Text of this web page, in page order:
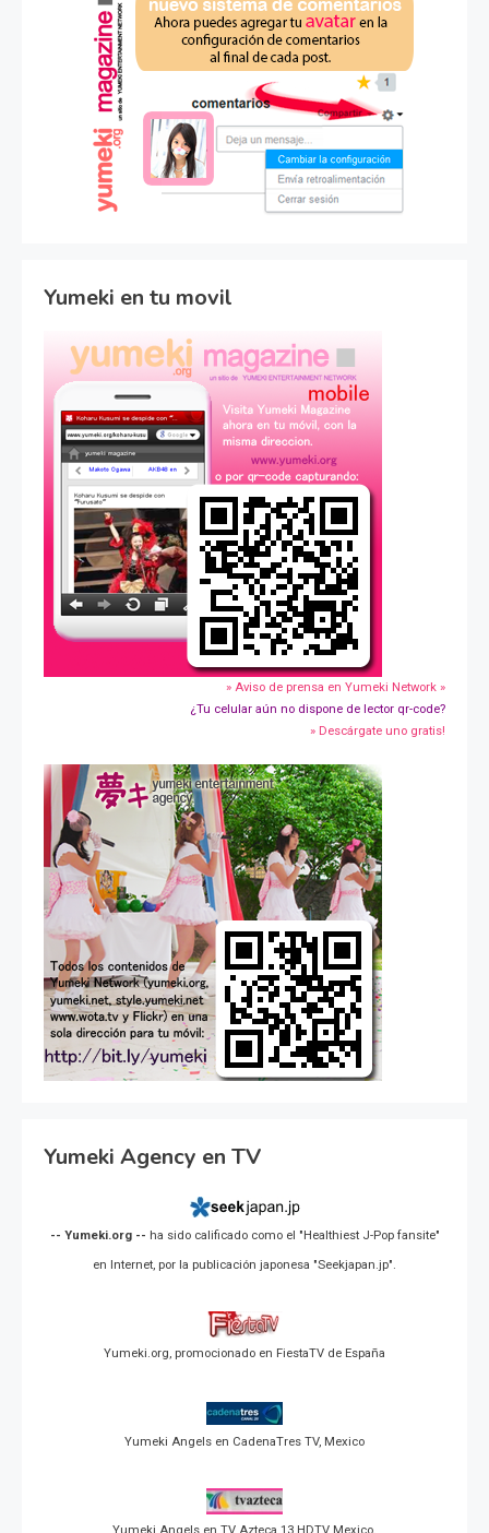
Yumeki en tu movil
» Aviso de prensa en Yumeki Network »
¿Tu celular aún no dispone de lector qr-code?
» Descárgate uno gratis!
Yumeki Agency en TV
-- Yumeki.org -- ha sido calificado como el "Healthiest J-Pop fansite"
en Internet, por la publicación japonesa "Seekjapan.jp".
Yumeki.org, promocionado en FiestaTV de España
Yumeki Angels en CadenaTres TV, Mexico